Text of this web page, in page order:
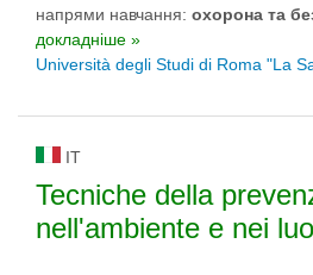
напрями навчання: охорона та
докладніше »
Università degli Studi di Roma "La
IT
Tecniche della
nell'ambiente e nei